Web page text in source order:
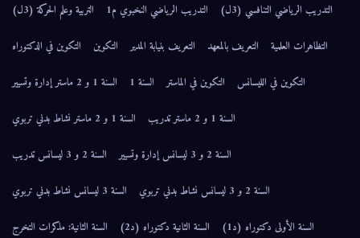
التدريب الرياضي التنافسي (3ل)
التدريب الرياضي النخبوي م1
التربية وعلم الحركة (3ل)
التظاهرات العلمية
التعريف بالمعهد التعريف بنيابة المدير التكوين
التكوين في الدكتوراه
التكوين في الليسانس
التكوين في الماستر السنة 1
السنة 1 و 2 ماستر إدارة وتسيير
السنة 1 و 2 ماستر تدريب
السنة 1 و 2 ماستر نشاط بدني تربوي
السنة 2 و 3 ليسانس إدارة وتسيير
السنة 2 و 3 ليسانس تدريب
السنة 2 و 3 ليسانس نشاط بدني تربوي
السنة 3 ليسانس نشاط بدني تربوي
السنة الأولى دكتوراه (د1)
السنة الثانية دكتوراه (د2)
السنة الثانية: مذكرات التخرج